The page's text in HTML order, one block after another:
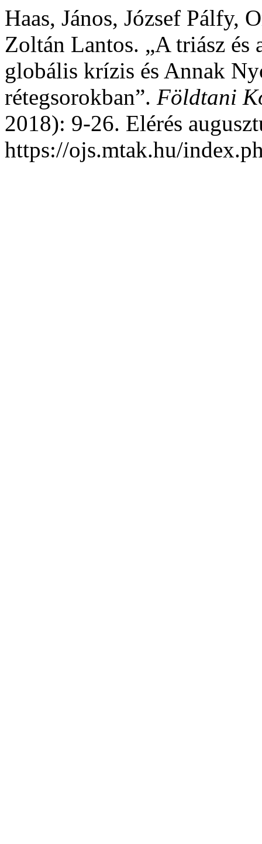
Haas, János, József Pálfy,
Zoltán Lantos. „A triász és
globális krízis és Annak
rétegsorokban”. Földtani
2018): 9-26. Elérés
https://ojs.mtak.hu/